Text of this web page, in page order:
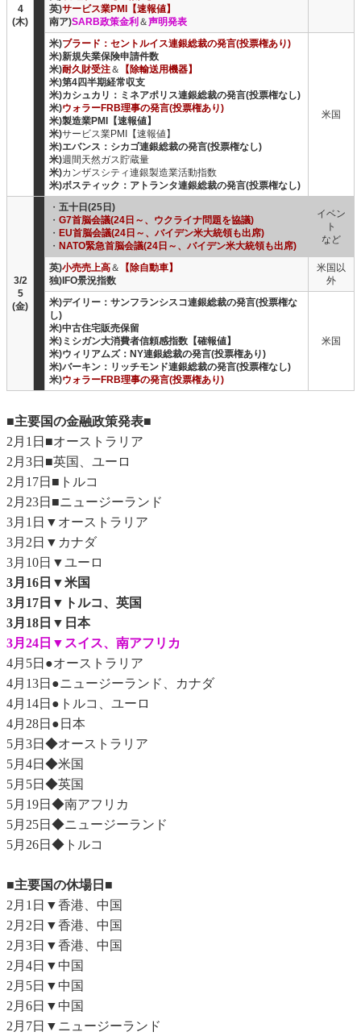
4
(木)
英)サービス業PMI【速報値】
南ア)SARB政策金利 ＆声明発表
米)ブラード：セントルイス連銀総裁の発言(投票権あり)
米)新規失業保険申請件数
米)耐久財受注＆
【除輸送用機器】
米)第4四半期経常収支
米)カシュカリ：ミネアポリス連銀総裁の発言(投票権なし)
米)ウォラーFRB理事の発言(投票権あり)
米)製造業PMI【速報値】
米)サービス業PMI【速報値】
米)エバンス：シカゴ連銀総裁の発言(投票権なし)
米)週間天然ガス貯蔵量
米)カンザスシティ連銀製造業活動指数
米)ボスティック：アトランタ連銀総裁の発言(投票権なし)
米国
3/2
5
(金)
・ 五十日(25日)
・ G7首脳会議(24日～、ウクライナ問題を協議)
・ EU首脳会議(24日～、バイデン米大統領も出席)
・ NATO緊急首脳会議(24日～、バイデン米大統領も出席)
イベン
ト
など
英)小売売上高＆
【除自動車】
独)IFO景況指数
米国以
外
米)デイリー：サンフランシスコ連銀総裁の発言(投票権な
し)
米)中古住宅販売保留
米)ミシガン大消費者信頼感指数【確報値】
米)ウィリアムズ：NY連銀総裁の発言(投票権あり)
米)バーキン：リッチモンド連銀総裁の発言(投票権なし)
米)ウォラーFRB理事の発言(投票権あり)
米国
■主要国の金融政策発表■
2月1日■オーストラリア
2月3日■英国、ユーロ
2月17日■トルコ
2月23日■ニュージーランド
3月1日▼オーストラリア
3月2日▼カナダ
3月10日▼ユーロ
3月16日▼米国
3月17日▼トルコ、英国
3月18日▼日本
3月24日▼スイス、南アフリカ
4月5日●オーストラリア
4月13日●ニュージーランド、カナダ
4月14日●トルコ、ユーロ
4月28日●日本
5月3日◆オーストラリア
5月4日◆米国
5月5日◆英国
5月19日◆南アフリカ
5月25日◆ニュージーランド
5月26日◆トルコ
■主要国の休場日■
2月1日▼香港、中国
2月2日▼香港、中国
2月3日▼香港、中国
2月4日▼中国
2月5日▼中国
2月6日▼中国
2月7日▼ニュージーランド